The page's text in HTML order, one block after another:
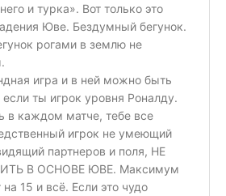
и турка». Вот только это
Юве. Бездумный бегунок.
рогами в землю не
игра и в ней можно быть
если ты игрок уровня Роналду.
в каждом матче, тебе все
игрок не умеющий
партнеров и поля, НЕ
В ОСНОВЕ ЮВЕ. Максимум
15 и всё. Если это чудо